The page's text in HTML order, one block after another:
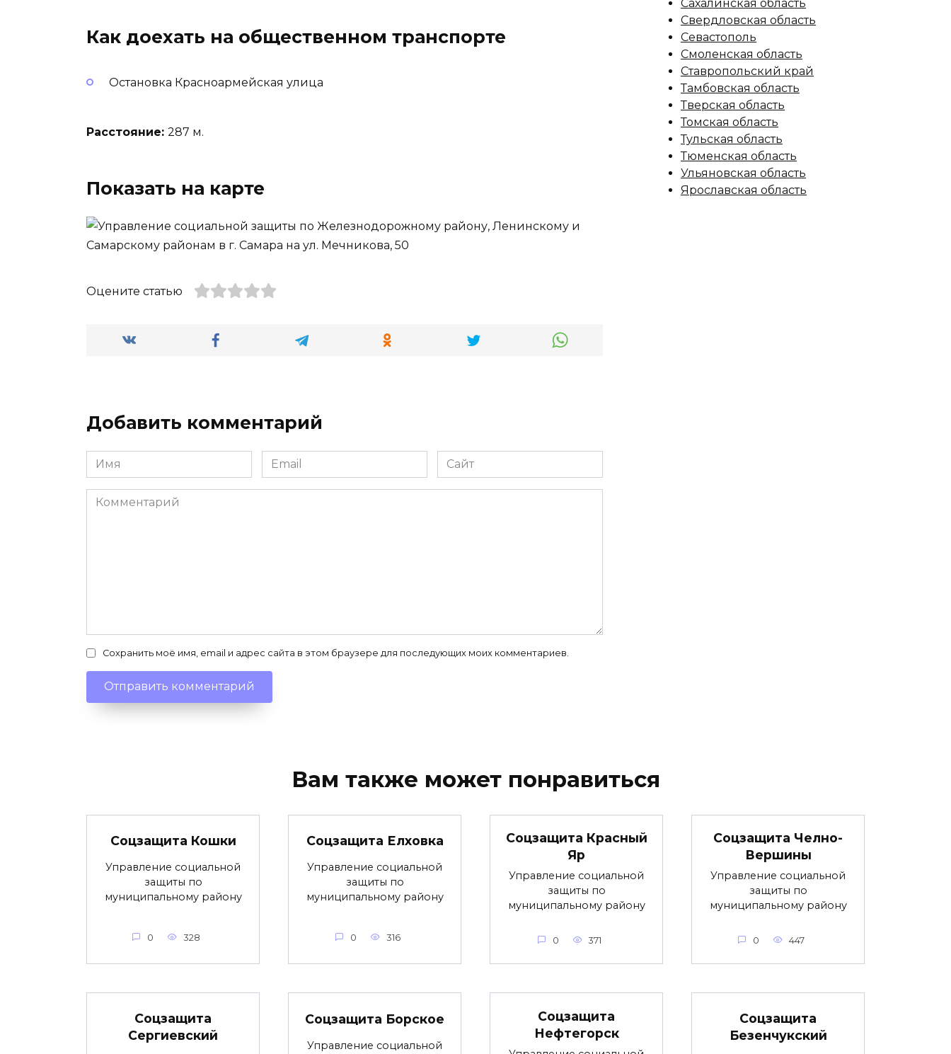
Как доехать на общественном транспорте
Остановка Красноармейская улица
Расстояние: 287 м.
Показать на карте
Оцените статью
Добавить комментарий
Имя
*
Email
*
Сайт
Комментарий
Сохранить моё имя, email и адрес сайта в этом браузере для последующих моих комментариев.
Сахалинская область
Свердловская область
Севастополь
Смоленская область
Ставропольский край
Тамбовская область
Тверская область
Томская область
Тульская область
Тюменская область
Ульяновская область
Ярославская область
Вам также может понравиться
Соцзащита Кошки
Управление социальной
защиты по
муниципальному району
0 328
Соцзащита Елховка
Управление социальной
защиты по
муниципальному району
0 316
Соцзащита Красный
Яр
Управление социальной
защиты по
муниципальному району
0 371
Соцзащита Челно-
Вершины
Управление социальной
защиты по
муниципальному району
0 447
Соцзащита
Сергиевский
Соцзащита Борское
Управление социальной
Соцзащита
Нефтегорск
Соцзащита
Безенчукский